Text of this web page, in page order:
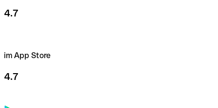
4.7
im App Store
4.7